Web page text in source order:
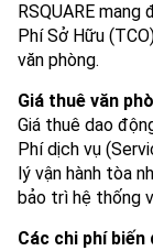
RSQUARE
Phí Sở Hữu
văn phòng.
Giá thuê văn
Giá thuê dao
Phí dịch vụ
lý vận hành tòa
bảo trì hệ thống
Các chi phí